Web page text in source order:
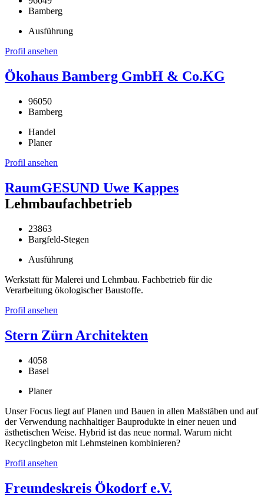
Bamberg
Ausführung
Profil ansehen
Ökohaus Bamberg GmbH & Co.KG
96050
Bamberg
Handel
Planer
Profil ansehen
RaumGESUND Uwe Kappes
Lehmbaufachbetrieb
23863
Bargfeld-Stegen
Ausführung
Werkstatt für Malerei und Lehmbau. Fachbetrieb für die
Verarbeitung ökologischer Baustoffe.
Profil ansehen
Stern Zürn Architekten
4058
Basel
Planer
Unser Focus liegt auf Planen und Bauen in allen Maßstäben und auf
der Verwendung nachhaltiger Bauprodukte in einer neuen und
ästhetischen Weise. Hybrid ist das neue normal. Warum nicht
Recyclingbeton mit Lehmsteinen kombinieren?
Profil ansehen
Freundeskreis Ökodorf e.V.